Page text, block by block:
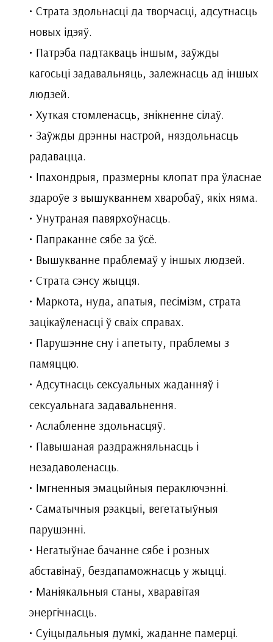
• Страта здольнасці да творчасці, адсутнасць
новых ідэяў.
• Патрэба падтакваць іншым, заўжды
кагосьці задавальняць, залежнасць ад іншых
людзей.
• Хуткая стомленасць, знікненне сілаў.
• Заўжды дрэнны настрой, ня­здольнасць
радавацца.
• Іпахондрыя, празмерны клопат пра ўласнае
здароўе з вышукваннем хваробаў, якіх няма.
• Унутраная павярхоўнасць.
• Папраканне сябе за ўсё.
• Вышукванне праблемаў у іншых людзей.
• Страта сэнсу жыцця.
• Маркота, нуда, апатыя, песі­мізм, страта
зацікаўленасці ў сваіх справах.
• Парушэнне сну і апетыту, праблемы з
памяццю.
• Адсутнасць сексуальных жаданняў і
сексуальнага задавальнення.
• Аслабленне здольнасцяў.
• Павышаная раздражняльнасць і
незадаволенасць.
• Імгненныя эмацыйныя пераключэнні.
• Саматычныя рэакцыі, вегетатыўныя
парушэнні.
• Негатыўнае бачанне сябе і розных
абставінаў, бездапаможнасць у жыцці.
• Маніякальныя станы, хваравітая
энергічнасць.
• Суіцыдальныя думкі, жаданне памерці.